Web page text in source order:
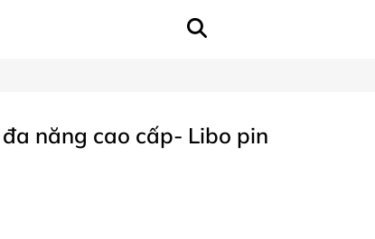
năng cao cấp- Libo pin